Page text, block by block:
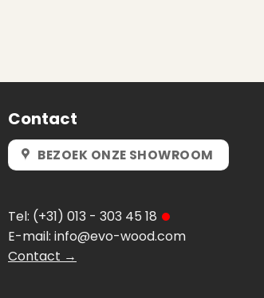
Contact
BEZOEK ONZE SHOWROOM
Tel: (+31) 013 - 303 45 18
E-mail: info@evo-wood.com
Contact →